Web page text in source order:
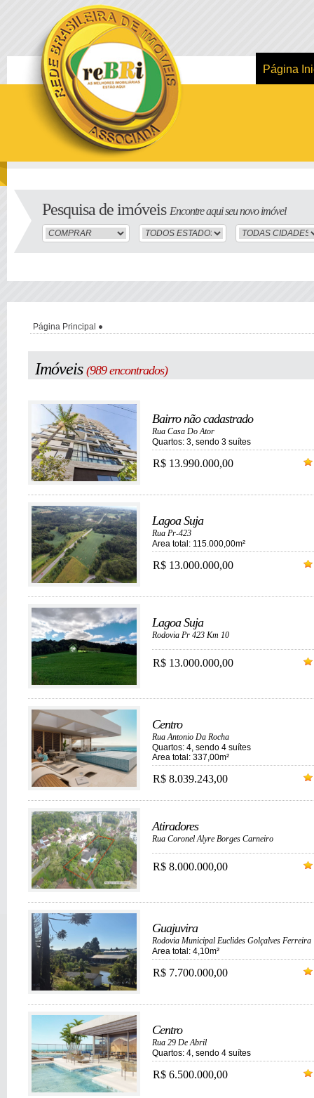
Página
Pesquisa de imóveis Encontre aqui seu novo imóvel
Página Principal
Imóveis (989 encontrados)
Bairro não cadastrado
Rua Casa Do Ator
Quartos: 3, sendo 3 suítes
R$ 13.990.000,00
Lagoa Suja
Rua Pr-423
Area total: 115.000,00m²
R$ 13.000.000,00
Lagoa Suja
Rodovia Pr 423 Km 10
R$ 13.000.000,00
Centro
Rua Antonio Da Rocha
Quartos: 4, sendo 4 suítes
Area total: 337,00m²
R$ 8.039.243,00
Atiradores
Rua Coronel Alyre Borges Carneiro
R$ 8.000.000,00
Guajuvira
Rodovia Municipal Euclides Golçalves Ferreira
Area total: 4,10m²
R$ 7.700.000,00
Centro
Rua 29 De Abril
Quartos: 4, sendo 4 suítes
R$ 6.500.000,00